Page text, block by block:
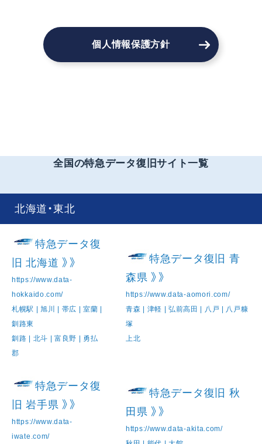
個人情報保護方針
全国の特急データ復旧サイト一覧
北海道・東北
特急データ復
旧 北海道 》》
https://www.data-
hokkaido.com/
札幌駅 | 旭川 | 帯広 | 室蘭 |
釧路東
釧路 | 北斗 | 富良野 | 勇払
郡
特急データ復旧 青
森県 》》
https://www.data-aomori.com/
青森 | 津軽 | 弘前高田 | 八戸 | 八戸糠
塚
上北
特急データ復
旧 岩手県 》》
https://www.data-
iwate.com/
特急データ復旧 秋
田県 》》
https://www.data-akita.com/